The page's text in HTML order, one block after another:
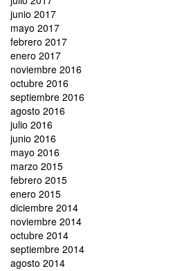
junio 2017
mayo 2017
febrero 2017
enero 2017
noviembre 2016
octubre 2016
septiembre 2016
agosto 2016
julio 2016
junio 2016
mayo 2016
marzo 2015
febrero 2015
enero 2015
diciembre 2014
noviembre 2014
octubre 2014
septiembre 2014
agosto 2014